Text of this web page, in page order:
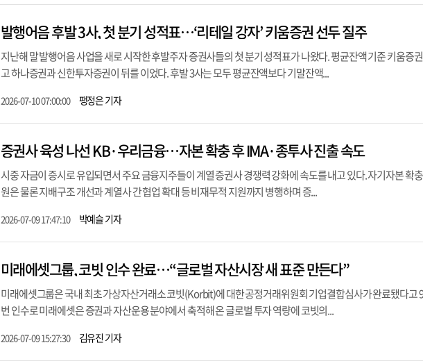
발행어음 후발 3사, 첫 분기 성적표…‘리테일 강자’ 키움증권 선두 질주
지난해 말 발행어음 사업을 새로 시작한 후발주자 증권사들의 첫 분기 성적표가 나왔다. 평균잔액 기준 키움증
고 하나증권과 신한투자증권이 뒤를 이었다. 후발 3사는 모두 평균잔액보다 기말잔액...
2026-07-10 07:00:00 팽정은 기자
증권사 육성 나선 KB·우리금융…자본 확충 후 IMA·종투사 진출 속도
시중 자금이 증시로 유입되면서 주요 금융지주들이 계열 증권사 경쟁력 강화에 속도를 내고 있다. 자기자본 확
원은 물론 지배구조 개선과 계열사 간 협업 확대 등 비재무적 지원까지 병행하며 증...
2026-07-09 17:47:10 박예슬 기자
미래에셋그룹, 코빗 인수 완료…“글로벌 자산시장 새 표준 만든다”
미래에셋그룹은 국내 최초 가상자산거래소 코빗(Korbit)에 대한 공정거래위원회 기업결합심사가 완료됐다고
번 인수로 미래에셋은 증권과 자산운용 분야에서 축적해 온 글로벌 투자 역량에 코빗의...
2026-07-09 15:27:30 김유진 기자